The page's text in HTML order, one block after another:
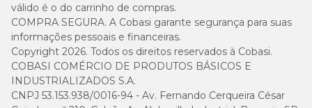
válido é o do carrinho de compras.
COMPRA SEGURA. A Cobasi garante segurança para suas
informações pessoais e financeiras.
Copyright 2026. Todos os direitos reservados à Cobasi.
COBASI COMÉRCIO DE PRODUTOS BÁSICOS E
INDUSTRIALIZADOS S.A.
CNPJ 53.153.938/0016-94 - Av. Fernando Cerqueira César